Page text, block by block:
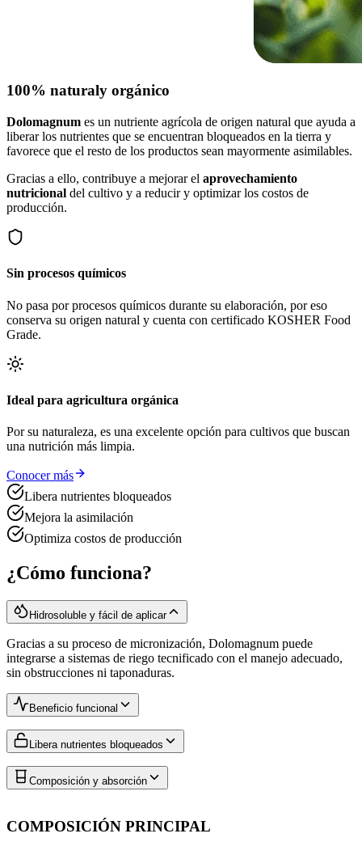
100% naturaly orgánico
Dolomagnum es un nutriente agrícola de origen natural que ayuda a
liberar los nutrientes que se encuentran bloqueados en la tierra y
favorece que el resto de los productos sean mayormente asimilables.
Gracias a ello, contribuye a mejorar el aprovechamiento
nutricional del cultivo y a reducir y optimizar los costos de
producción.
Sin procesos químicos
No pasa por procesos químicos durante su elaboración, por eso
conserva su origen natural y cuenta con certificado KOSHER Food
Grade.
Ideal para agricultura orgánica
Por su naturaleza, es una excelente opción para cultivos que buscan
una nutrición más limpia.
Conocer más
Libera nutrientes bloqueados
Mejora la asimilación
Optimiza costos de producción
¿Cómo funciona?
Hidrosoluble y fácil de aplicar
Gracias a su proceso de micronización, Dolomagnum puede
integrarse a sistemas de riego tecnificado con el manejo adecuado,
sin obstrucciones ni taponaduras.
Beneficio funcional
Libera nutrientes bloqueados
Composición y absorción
COMPOSICIÓN PRINCIPAL